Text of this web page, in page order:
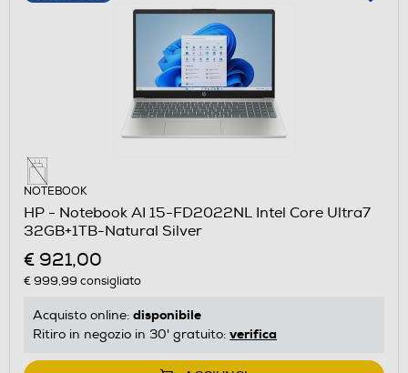
NOTEBOOK
HP - Notebook AI 15-FD2022NL Intel Core Ultra7
32GB+1TB-Natural Silver
€ 921,00
€ 999,99 consigliato
Acquisto online: disponibile
Ritiro in negozio in 30' gratuito: verifica